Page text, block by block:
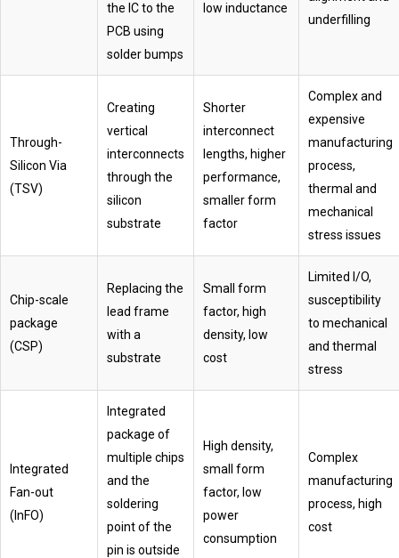
the IC to the
PCB using
solder bumps
low inductance
underfilling
Through-
Silicon Via
(TSV)
Creating
vertical
interconnects
through the
silicon
substrate
Shorter
interconnect
lengths, higher
performance,
smaller form
factor
Complex and
expensive
manufacturing
process,
thermal and
mechanical
stress issues
Chip-scale
package
(CSP)
Replacing the
lead frame
with a
substrate
Small form
factor, high
density, low
cost
Limited I/O,
susceptibility
to mechanical
and thermal
stress
Integrated
Fan-out
(InFO)
Integrated
package of
multiple chips
and the
soldering
point of the
pin is outside
High density,
small form
factor, low
power
consumption
Complex
manufacturing
process, high
cost